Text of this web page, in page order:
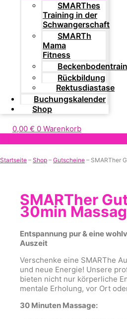
SMARThes
Training in der
Schwangerschaft
SMARTh
Mama
Fitness
Rückbildung
Rektusdiastase
Buchungskalender
Shop
0,00 € 0 Warenkorb
Startseite – Shop – Gutscheine – SMARTher
SMARTher
30min
Entspannung pur & eine
Auszeit
Verschenke eine SMARThe
und neue Energie! Unsere
bieten nicht nur körperliche
mentale Erholung, vor Ort
30 Minuten Massage: